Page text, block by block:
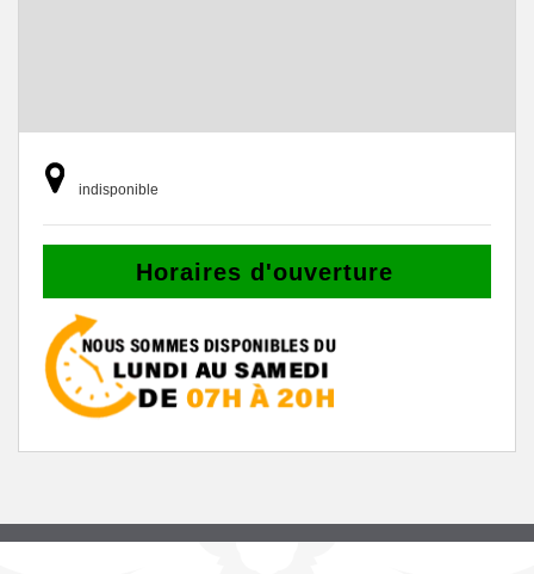
indisponible
Horaires d'ouverture